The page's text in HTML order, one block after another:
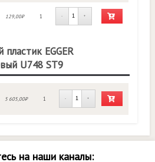
129,00₽ 1 - +
EGGER
U748 ST9
5 605,00₽ 1 - +
на наши каналы: